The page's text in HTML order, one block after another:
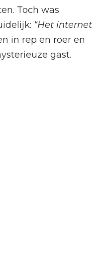
Toch was
“Het internet
in rep en roer en
gast.